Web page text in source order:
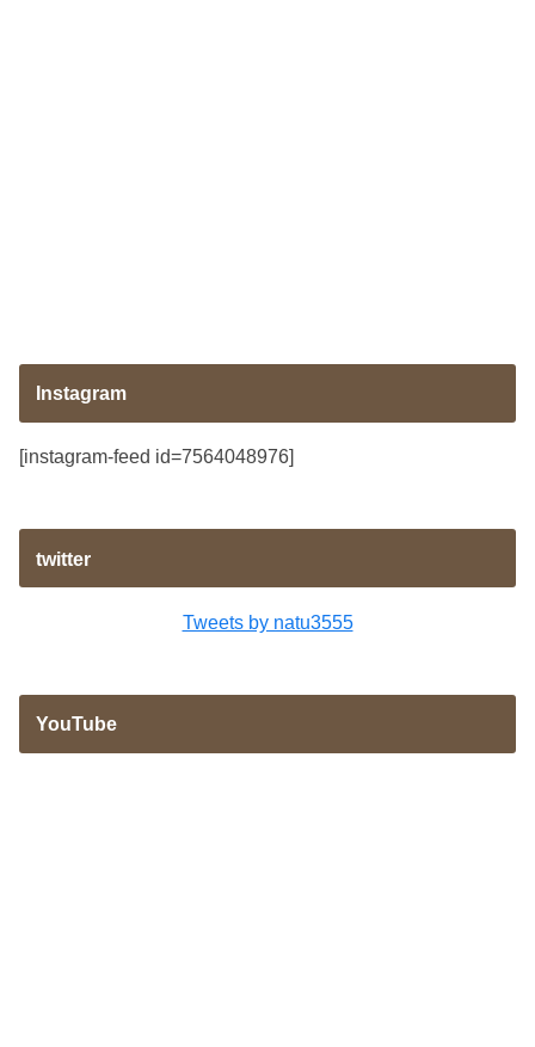
Instagram
[instagram-feed id=7564048976]
twitter
Tweets by natu3555
YouTube